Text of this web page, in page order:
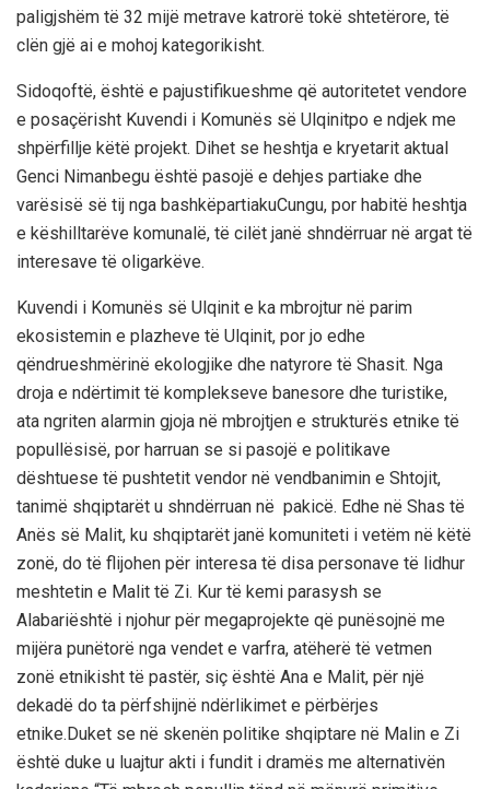
paligjshëm të 32 mijë metrave katrorë tokë shtetërore, të
clën gjë ai e mohoj kategorikisht.
Sidoqoftë, është e pajustifikueshme që autoritetet vendore
e posaçërisht Kuvendi i Komunës së Ulqinitpo e ndjek me
shpërfillje këtë projekt. Dihet se heshtja e kryetarit aktual
Genci Nimanbegu është pasojë e dehjes partiake dhe
varësisë së tij nga bashkëpartiakuCungu, por habitë heshtja
e këshilltarëve komunalë, të cilët janë shndërruar në argat të
interesave të oligarkëve.
Kuvendi i Komunës së Ulqinit e ka mbrojtur në parim
ekosistemin e plazheve të Ulqinit, por jo edhe
qëndrueshmërinë ekologjike dhe natyrore të Shasit. Nga
droja e ndërtimit të komplekseve banesore dhe turistike,
ata ngriten alarmin gjoja në mbrojtjen e strukturës etnike të
popullësisë, por harruan se si pasojë e politikave
dështuese të pushtetit vendor në vendbanimin e Shtojit,
tanimë shqiptarët u shndërruan në pakicë. Edhe në Shas të
Anës së Malit, ku shqiptarët janë komuniteti i vetëm në këtë
zonë, do të flijohen për interesa të disa personave të lidhur
meshtetin e Malit të Zi. Kur të kemi parasysh se
Alabariështë i njohur për megaprojekte që punësojnë me
mijëra punëtorë nga vendet e varfra, atëherë të vetmen
zonë etnikisht të pastër, siç është Ana e Malit, për një
dekadë do ta përfshijnë ndërlikimet e përbërjes
etnike.Duket se në skenën politike shqiptare në Malin e Zi
është duke u luajtur akti i fundit i dramës me alternativën